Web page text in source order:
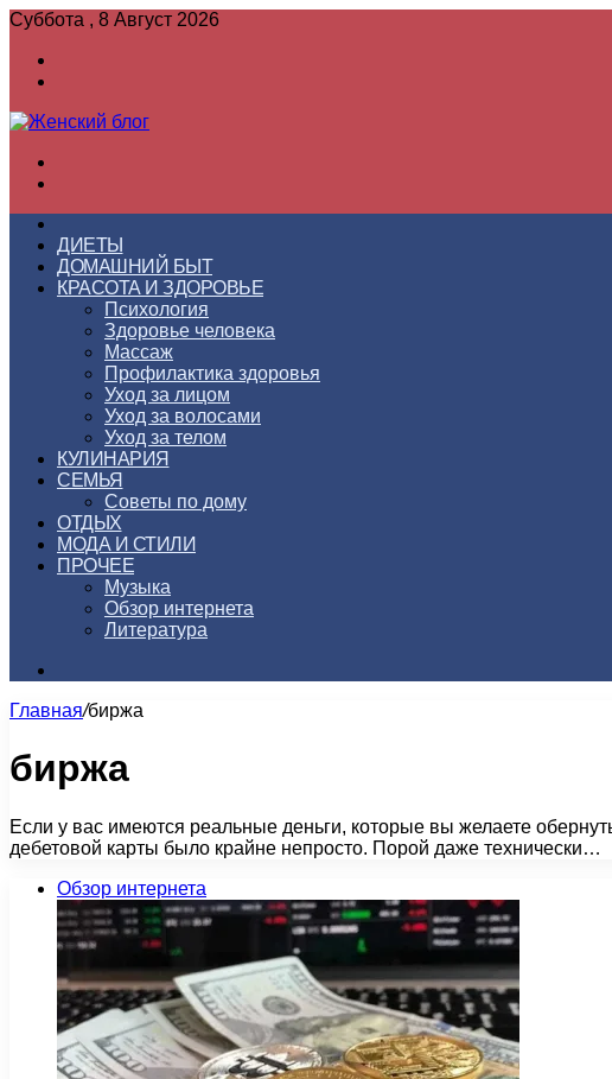
Суббота , 8 Август 2026
ДИЕТЫ
ДОМАШНИЙ БЫТ
КРАСОТА И ЗДОРОВЬЕ
Психология
Здоровье человека
Массаж
Профилактика здоровья
Уход за лицом
Уход за волосами
Уход за телом
КУЛИНАРИЯ
СЕМЬЯ
Советы по дому
ОТДЫХ
МОДА И СТИЛИ
ПРОЧЕЕ
Музыка
Обзор интернета
Литература
Главная/биржа
биржа
Если у вас имеются реальные деньги, которые вы желаете
дебетовой карты было крайне непросто. Порой даже технически…
Обзор интернета